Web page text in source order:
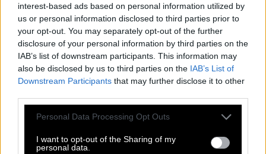
interest-based ads based on personal information utilized by
us or personal information disclosed to third parties prior to
your opt-out. You may separately opt-out of the further
disclosure of your personal information by third parties on the
IAB’s list of downstream participants. This information may
also be disclosed by us to third parties on the IAB’s List of
Downstream Participants that may further disclose it to other
Please note that this website/app uses one or more Google
not limited to your visit or usage behaviour. You may click to
grant or deny consent to Google and its third-party tags to
Personal Data Processing Opt Outs
I want to opt-out of the Sharing of my
personal data.
Διαβάστε επίσης
DIVA
Η Ελένη Μενεγάκη φόρεσε τα πιο
κομψά πέδιλα της σεζόν
ΑΜΑΛΙΑ ΚΩΣΤΟΠΟΥΛΟΥ ΕΛΕΝΗ ΜΕΝΕΓΑΚΗ